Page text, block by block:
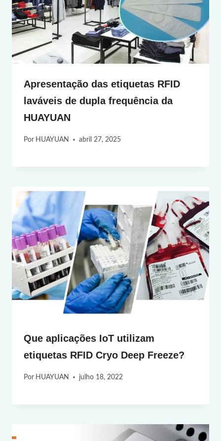
Apresentação das etiquetas RFID
laváveis de dupla frequência da
HUAYUAN
Por HUAYUAN abril 27, 2025
Que aplicações IoT utilizam
etiquetas RFID Cryo Deep Freeze?
Por HUAYUAN julho 18, 2022